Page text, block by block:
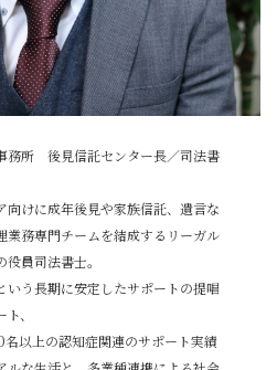
務所 後見信託センター長／司法書
向けに成年後見や家族信託、遺言な
業務専門チームを結成するリーガル
員司法書士。
いう長期に安定したサポートの提唱
、
以上の認知症関連のサポート実績